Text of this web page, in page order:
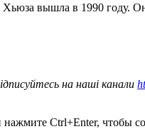
вышла в 1990 году.
на наші канали
Ctrl+Enter, чтобы